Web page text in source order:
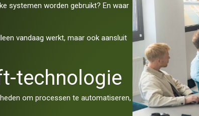
systemen worden gebruikt? En waar
vandaag werkt, maar ook aansluit
technologie
om processen te automatiseren,